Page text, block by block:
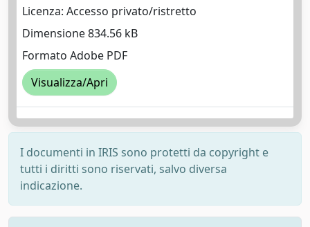
Licenza: Accesso privato/ristretto
Dimensione 834.56 kB
Formato Adobe PDF
Visualizza/Apri
I documenti in IRIS sono protetti da copyright e
tutti i diritti sono riservati, salvo diversa
indicazione.